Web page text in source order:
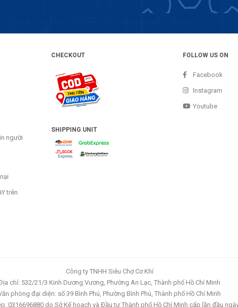
người
trên
CHECKOUT
SHIPPING UNIT
FOLLOW US ON
Facebook
Instagram
Youtube
Công ty TNHH Siêu Chợ Cơ Khí
chỉ: 532/21/3 Kinh Dương Vương, Phường An Lạc, Thành phố Hồ Chí Minh
phòng đại diện: số 39 Bình Phú, Phường Bình Phú, Thành phố Hồ Chí Minh
0316696880 do Sở Kế hoạch và Đầu tư Thành phố Hồ Chí Minh cấp lần đầu